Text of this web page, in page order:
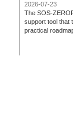
2026-07-23
The SOS-
support tool that
practical